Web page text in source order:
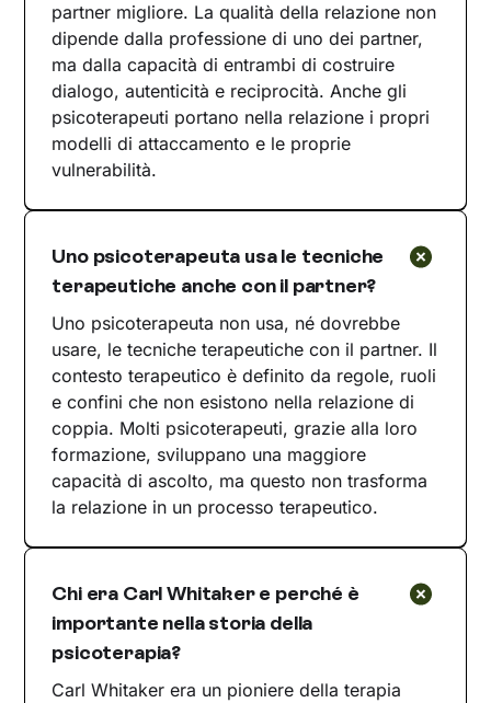
partner migliore. La qualità della relazione non
dipende dalla professione di uno dei partner,
ma dalla capacità di entrambi di costruire
dialogo, autenticità e reciprocità. Anche gli
psicoterapeuti portano nella relazione i propri
modelli di attaccamento e le proprie
vulnerabilità.
Uno psicoterapeuta usa le tecniche
terapeutiche anche con il partner?
Uno psicoterapeuta non usa, né dovrebbe
usare, le tecniche terapeutiche con il partner. Il
contesto terapeutico è definito da regole, ruoli
e confini che non esistono nella relazione di
coppia. Molti psicoterapeuti, grazie alla loro
formazione, sviluppano una maggiore
capacità di ascolto, ma questo non trasforma
la relazione in un processo terapeutico.
Chi era Carl Whitaker e perché è
importante nella storia della
psicoterapia?
Carl Whitaker era un pioniere della terapia